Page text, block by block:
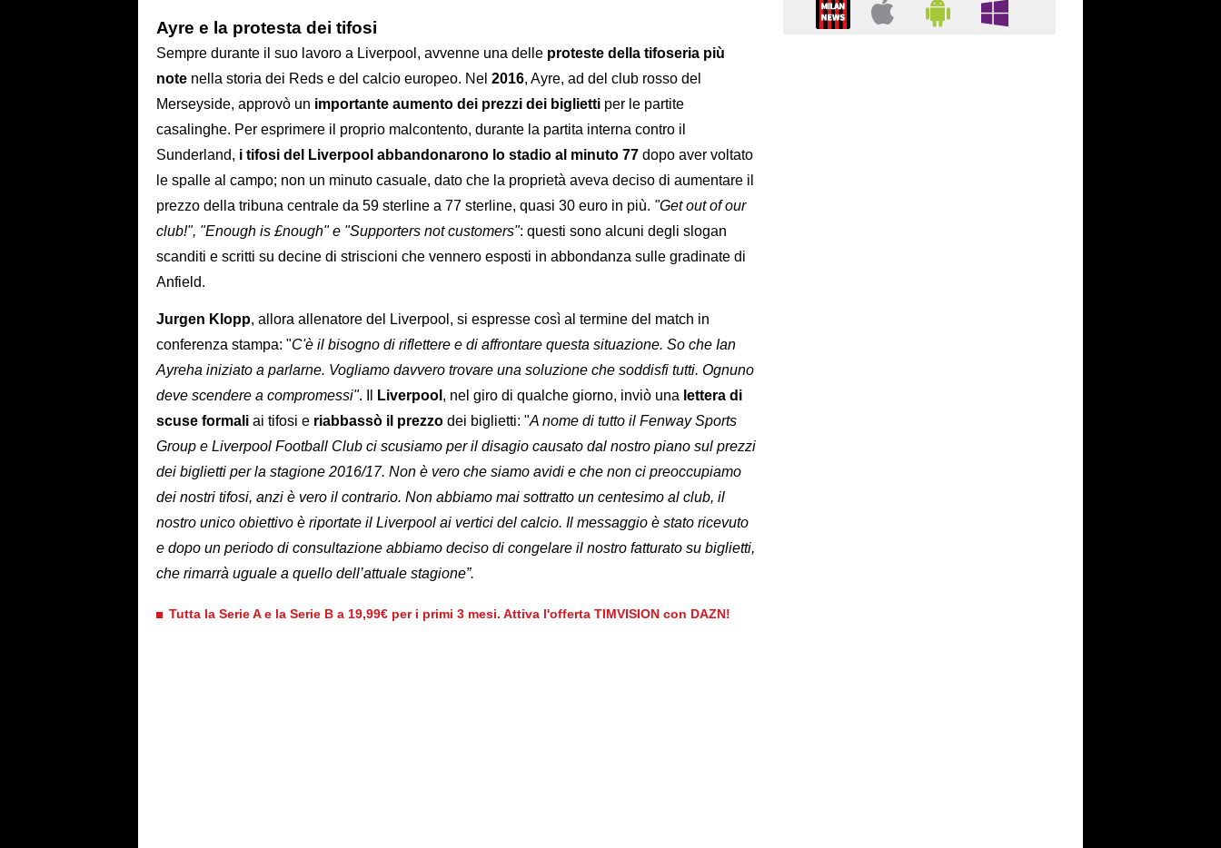
Ayre e la protesta dei tifosi
Sempre durante il suo lavoro a Liverpool, avvenne una delle proteste della tifoseria più
note nella storia dei Reds e del calcio europeo. Nel 2016, Ayre, ad del club rosso del
Merseyside, approvò un importante aumento dei prezzi dei biglietti per le partite
casalinghe. Per esprimere il proprio malcontento, durante la partita interna contro il
Sunderland, i tifosi del Liverpool abbandonarono lo stadio al minuto 77 dopo aver voltato
le spalle al campo; non un minuto casuale, dato che la proprietà aveva deciso di aumentare il
prezzo della tribuna centrale da 59 sterline a 77 sterline, quasi 30 euro in più. "Get out of our
club!", "Enough is £nough" e "Supporters not customers": questi sono alcuni degli slogan
scanditi e scritti su decine di striscioni che vennero esposti in abbondanza sulle gradinate di
Anfield.
Jurgen Klopp, allora allenatore del Liverpool, si espresse così al termine del match in
conferenza stampa: "C'è il bisogno di riflettere e di affrontare questa situazione. So che Ian
Ayreha iniziato a parlarne. Vogliamo davvero trovare una soluzione che soddisfi tutti. Ognuno
deve scendere a compromessi". Il Liverpool , nel giro di qualche giorno, inviò una lettera di
scuse formali ai tifosi e riabbassò il prezzo dei biglietti: "A nome di tutto il Fenway Sports
Group e Liverpool Football Club ci scusiamo per il disagio causato dal nostro piano sul prezzi
dei biglietti per la stagione 2016/17. Non è vero che siamo avidi e che non ci preoccupiamo
dei nostri tifosi, anzi è vero il contrario. Non abbiamo mai sottratto un centesimo al club, il
nostro unico obiettivo è riportate il Liverpool ai vertici del calcio. Il messaggio è stato ricevuto
e dopo un periodo di consultazione abbiamo deciso di congelare il nostro fatturato su biglietti,
che rimarrà uguale a quello dell’attuale stagione”.
Tutta la Serie A e la Serie B a 19,99€ per i primi 3 mesi. Attiva l'offerta TIMVISION con DAZN!